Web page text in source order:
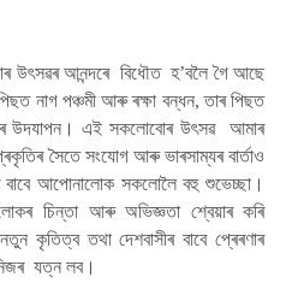
উৎসৱৰ আনন্দৰে বিধৌত হ’বলৈ গৈ আছে
নাগ পঞ্চমী আৰু ৰক্ষা বন্ধন, তাৰ পিছত
উদযাপন। এই সকলোবোৰ উৎসৱ আমাৰ
সৈতে সংযোগ আৰু ভাৰসাম্যৰ বাৰ্তাও
আপোনালোক সকলোলৈ বহু শুভেচ্ছা।
চিন্তা আৰু অভিজ্ঞতা শ্বেয়াৰ কৰি
কৃতিত্ব তথা দেশবাসীৰ বাবে প্ৰেৰণাৰ
যত্ন লব।